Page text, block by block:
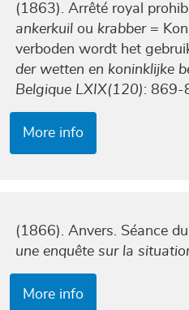
(1863). Arrêté royal
ankerkuil ou krabber=
verboden wordt het
der wetten en koninklijke
Belgique LXIX(120): 869-
More info
(1866). Anvers. Séance
une enquête sur la
More info